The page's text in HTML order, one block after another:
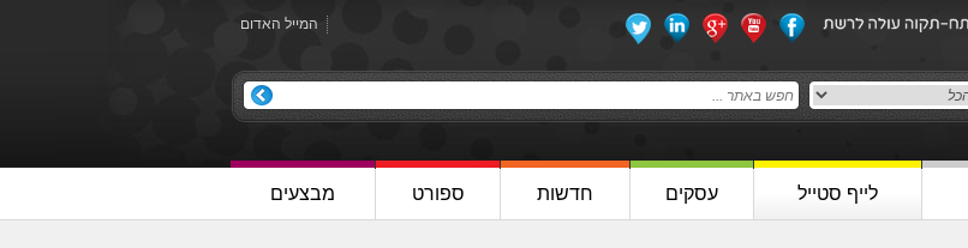
המייל האדום
לייף סטייל עסקים חדשות ספורט מבצעים